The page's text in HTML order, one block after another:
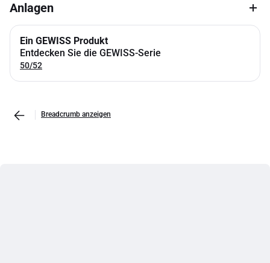
Anlagen
Ein GEWISS Produkt
Entdecken Sie die GEWISS-Serie
50/52
Breadcrumb anzeigen